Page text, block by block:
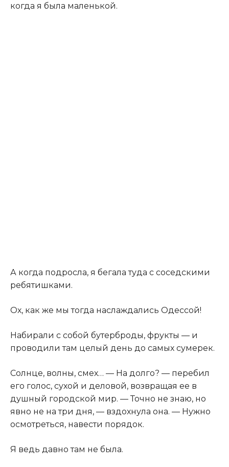
когда я была маленькой.
А когда подросла, я бегала туда с соседскими
ребятишками.
Ох, как же мы тогда наслаждались Одессой!
Набирали с собой бутерброды, фрукты — и
проводили там целый день до самых сумерек.
Солнце, волны, смех… — На долго? — перебил
его голос, сухой и деловой, возвращая ее в
душный городской мир. — Точно не знаю, но
явно не на три дня, — вздохнула она. — Нужно
осмотреться, навести порядок.
Я ведь давно там не была.